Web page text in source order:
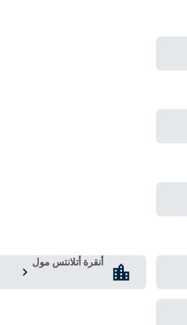
أنقرة أتلانتس مول